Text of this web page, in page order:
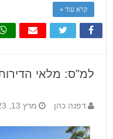
קרא עוד »
למ"ס: מלאי הדירות
דפנה כהן מרץ 13, 2023